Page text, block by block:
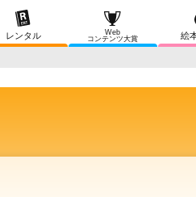
レンタル
Web
コンテンツ大賞
絵